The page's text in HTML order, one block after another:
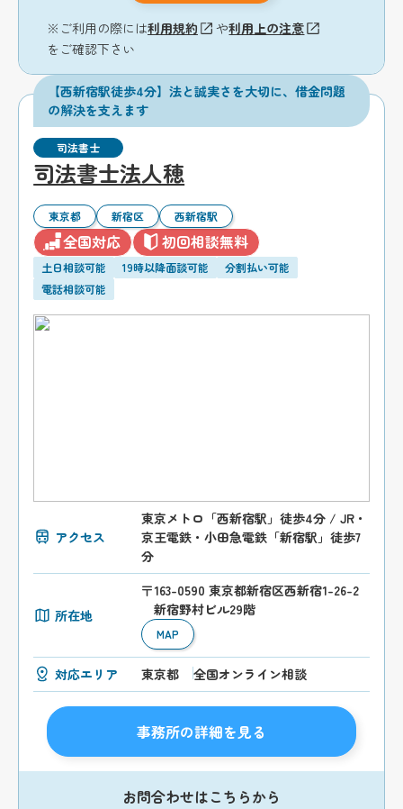
※ご利用の際には利用規約 や利用上の注意
をご確認下さい
【西新宿駅徒歩4分】法と誠実さを大切に、借金問題
の解決を支えます
司法書士
司法書士法人穂
東京都 新宿区 西新宿駅
全国対応 初回相談無料
土日相談可能 19時以降面談可能
分割払い可能
電話相談可能
アクセス
東京メトロ「西新宿駅」徒歩4分 / JR・
京王電鉄・小田急電鉄「新宿駅」徒歩7
分
所在地
〒163-0590 東京都新宿区西新宿1-26-2
新宿野村ビル29階
MAP
対応エリア 東京都 全国オンライン相談
事務所の詳細を見る
お問合わせはこちらから